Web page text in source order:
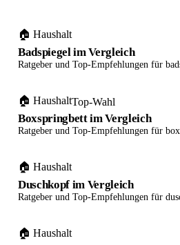
🏠 Haushalt
Badspiegel im Vergleich
Ratgeber und Top-Empfehlungen für
🏠 HaushaltTop-Wahl
Boxspringbett im Vergleich
Ratgeber und Top-Empfehlungen für
🏠 Haushalt
Duschkopf im Vergleich
Ratgeber und Top-Empfehlungen für
🏠 Haushalt